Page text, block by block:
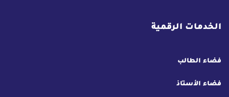
الخدمات الرقمية
فضاء الطالب
فضاء الأستاذ